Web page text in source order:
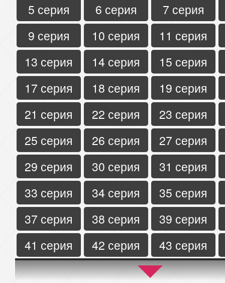
5 серия
6 серия
7 серия
9 серия
10 серия
11 серия
13 серия
14 серия
15 серия
17 серия
18 серия
19 серия
21 серия
22 серия
23 серия
25 серия
26 серия
27 серия
29 серия
30 серия
31 серия
33 серия
34 серия
35 серия
37 серия
38 серия
39 серия
41 серия
42 серия 43 серия